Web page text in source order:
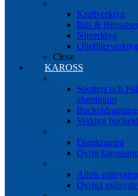
Kraftverktyg
Bits &
Nitverktyg
Close
KAROSS
Spotters och
aluminium
Verktyg
Dragkrampa
Övrig
Allvis
Övriga